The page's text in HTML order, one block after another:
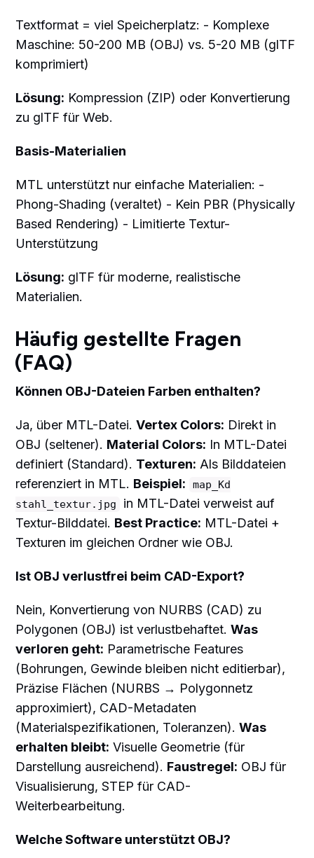
Textformat = viel Speicherplatz: - Komplexe
Maschine: 50-200 MB (OBJ) vs. 5-20 MB (glTF
komprimiert)
Lösung: Kompression (ZIP) oder Konvertierung
zu glTF für Web.
Basis-Materialien
MTL unterstützt nur einfache Materialien: -
Phong-Shading (veraltet) - Kein PBR (Physically
Based Rendering) - Limitierte Textur-
Unterstützung
Lösung: glTF für moderne, realistische
Materialien.
Häufig gestellte Fragen
(FAQ)
Können OBJ-Dateien Farben enthalten?
Ja, über MTL-Datei.Vertex Colors: Direkt in
OBJ (seltener). Material Colors: In MTL-Datei
definiert (Standard). Texturen: Als Bilddateien
referenziert in MTL. Beispiel:
map_Kd
stahl_textur.jpg
in MTL-Datei verweist auf
Textur-Bilddatei. Best Practice: MTL-Datei +
Texturen im gleichen Ordner wie OBJ.
Ist OBJ verlustfrei beim CAD-Export?
Nein, Konvertierung von NURBS (CAD) zu
Polygonen (OBJ) ist verlustbehaftet.Was
verloren geht: Parametrische Features
(Bohrungen, Gewinde bleiben nicht editierbar),
Präzise Flächen (NURBS → Polygonnetz
approximiert), CAD-Metadaten
(Materialspezifikationen, Toleranzen).Was
erhalten bleibt: Visuelle Geometrie (für
Darstellung ausreichend). Faustregel: OBJ für
Visualisierung, STEP für CAD-
Weiterbearbeitung.
Welche Software unterstützt OBJ?